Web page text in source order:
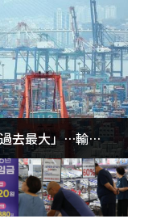
去最大」…輸出